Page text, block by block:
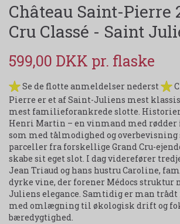
Château Saint-Pierre
Cru Classé - Saint
599,00 DKK
Se de flotte anmeldelser nederst
Pierre er et af Saint-Juliens mest
mest familieforankrede slotte.
Henri Martin – en vinmand med rødder i
som med tålmodighed og overbevisning
parceller fra forskellige Grand Cru-
skabe sit eget slot. I dag viderefører
Jean Triaud og hans hustru Caroline,
dyrke vine, der forener Médocs struktur
Juliens elegance. Samtidig er man
med omlægning til økologisk drift og
bæredygtighed.